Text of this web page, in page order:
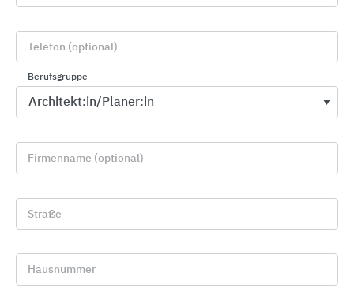
Telefon (optional)
Berufsgruppe
Firmenname (optional)
Straße
Hausnummer